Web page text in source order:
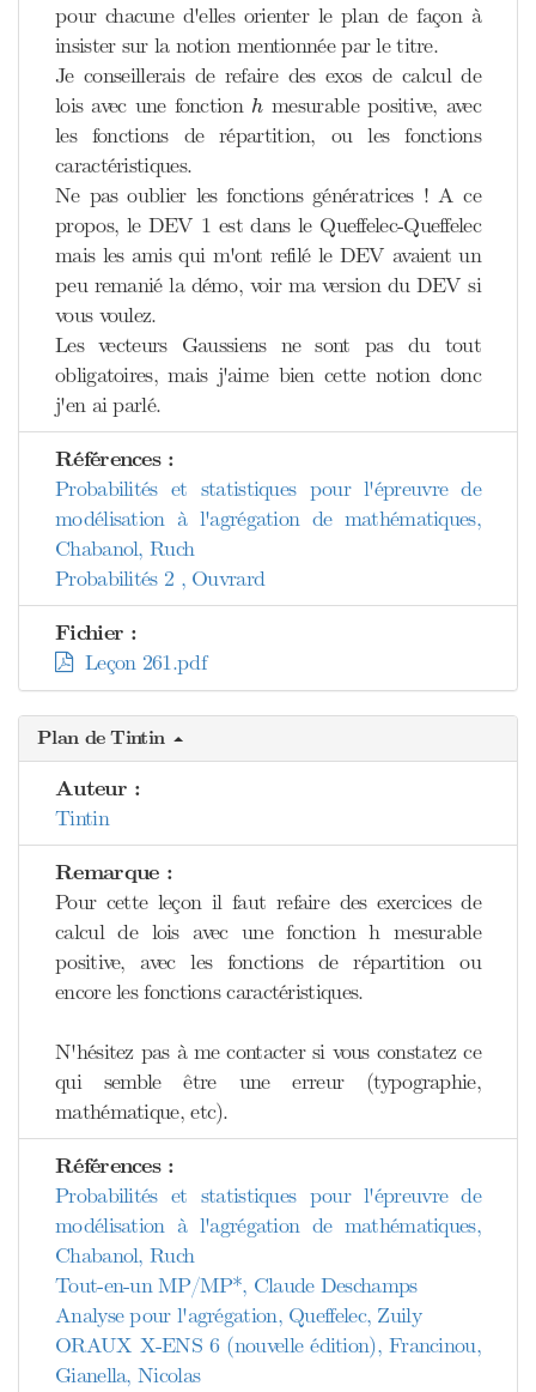
pour chacune d'elles orienter le plan de façon à
insister sur la notion mentionnée par le titre.
Je conseillerais de refaire des exos de calcul de
lois avec une fonction h
h mesurable positive, avec
les fonctions de répartition, ou les fonctions
caractéristiques.
Ne pas oublier les fonctions génératrices ! A ce
propos, le DEV 1 est dans le Queffelec-Queffelec
mais les amis qui m'ont refilé le DEV avaient un
peu remanié la démo, voir ma version du DEV si
vous voulez.
Les vecteurs Gaussiens ne sont pas du tout
obligatoires, mais j'aime bien cette notion donc
j'en ai parlé.
Références :
Probabilités et statistiques pour l'épreuvre de
modélisation à l'agrégation de mathématiques,
Chabanol, Ruch
Probabilités 2 , Ouvrard
Fichier :
Leçon 261.pdf
Plan de Tintin
Auteur :
Tintin
Remarque :
Pour cette leçon il faut refaire des exercices de
calcul de lois avec une fonction h mesurable
positive, avec les fonctions de répartition ou
encore les fonctions caractéristiques.
N'hésitez pas à me contacter si vous constatez ce
qui semble être une erreur (typographie,
mathématique, etc).
Références :
Probabilités et statistiques pour l'épreuvre de
modélisation à l'agrégation de mathématiques,
Chabanol, Ruch
Tout-en-un MP/MP*, Claude Deschamps
Analyse pour l'agrégation, Queffelec, Zuily
ORAUX X-ENS 6 (nouvelle édition), Francinou,
Gianella, Nicolas